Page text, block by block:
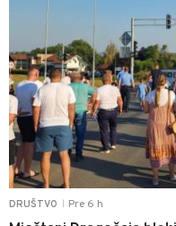
DRUŠTVO Pre 6 h